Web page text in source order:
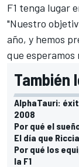
F1 tenga lugar
"Nuestro
año, y hemos
que esperamos
También
AlphaTauri:
2008
Por qué el
El día que
Por qué los
la F1